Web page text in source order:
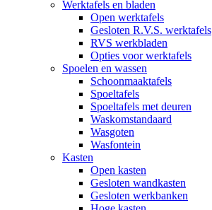
Werktafels en bladen
Open werktafels
Gesloten R.V.S. werktafels
RVS werkbladen
Opties voor werktafels
Spoelen en wassen
Schoonmaaktafels
Spoeltafels
Spoeltafels met deuren
Waskomstandaard
Wasgoten
Wasfontein
Kasten
Open kasten
Gesloten wandkasten
Gesloten werkbanken